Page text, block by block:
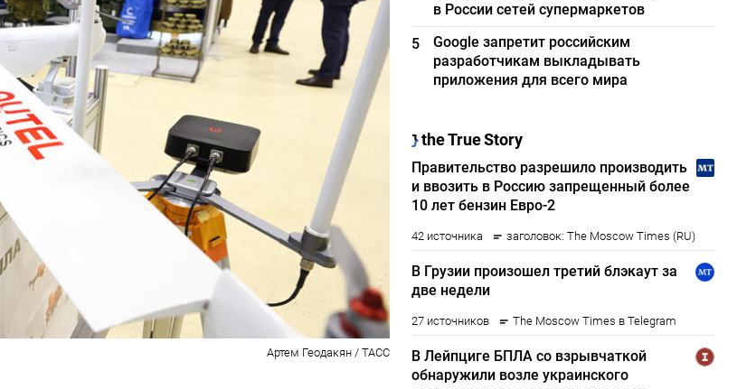
Артем Геодакян / ТАСС
в России сетей супермаркетов
5
Google запретит российским
разработчикам выкладывать
приложения для всего мира